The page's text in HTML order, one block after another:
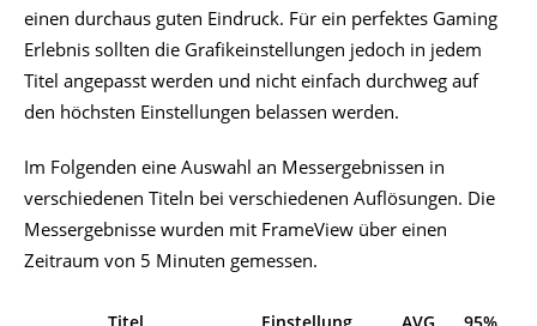
einen durchaus guten Eindruck. Für ein perfektes Gaming
Erlebnis sollten die Grafikeinstellungen jedoch in jedem
Titel angepasst werden und nicht einfach durchweg auf
den höchsten Einstellungen belassen werden.
Im Folgenden eine Auswahl an Messergebnissen in
verschiedenen Titeln bei verschiedenen Auflösungen. Die
Messergebnisse wurden mit FrameView über einen
Zeitraum von 5 Minuten gemessen.